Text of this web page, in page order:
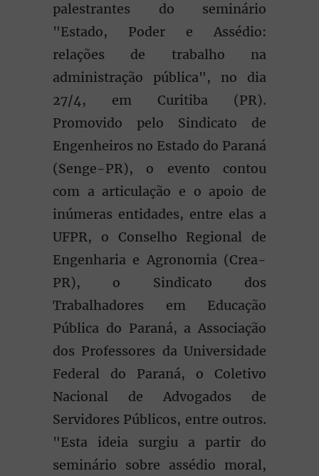
palestrantes do seminário
"Estado, Poder e Assédio:
relações de trabalho na
administração pública", no dia
27/4, em Curitiba (PR).
Promovido pelo Sindicato de
Engenheiros no Estado do Paraná
(Senge-PR), o evento contou
com a articulação e o apoio de
inúmeras entidades, entre elas a
UFPR, o Conselho Regional de
Engenharia e Agronomia (Crea-
PR), o Sindicato dos
Trabalhadores em Educação
Pública do Paraná, a Associação
dos Professores da Universidade
Federal do Paraná, o Coletivo
Nacional de Advogados de
Servidores Públicos, entre outros.
"Esta ideia surgiu a partir do
seminário sobre assédio moral,